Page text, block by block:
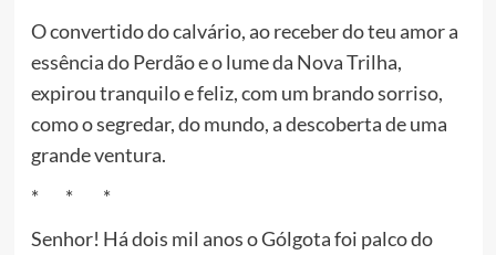
O convertido do calvário, ao receber do teu amor a
essência do Perdão e o lume da Nova Trilha,
expirou tranquilo e feliz, com um brando sorriso,
como o segredar, do mundo, a descoberta de uma
grande ventura.
* * *
Senhor! Há dois mil anos o Gólgota foi palco do